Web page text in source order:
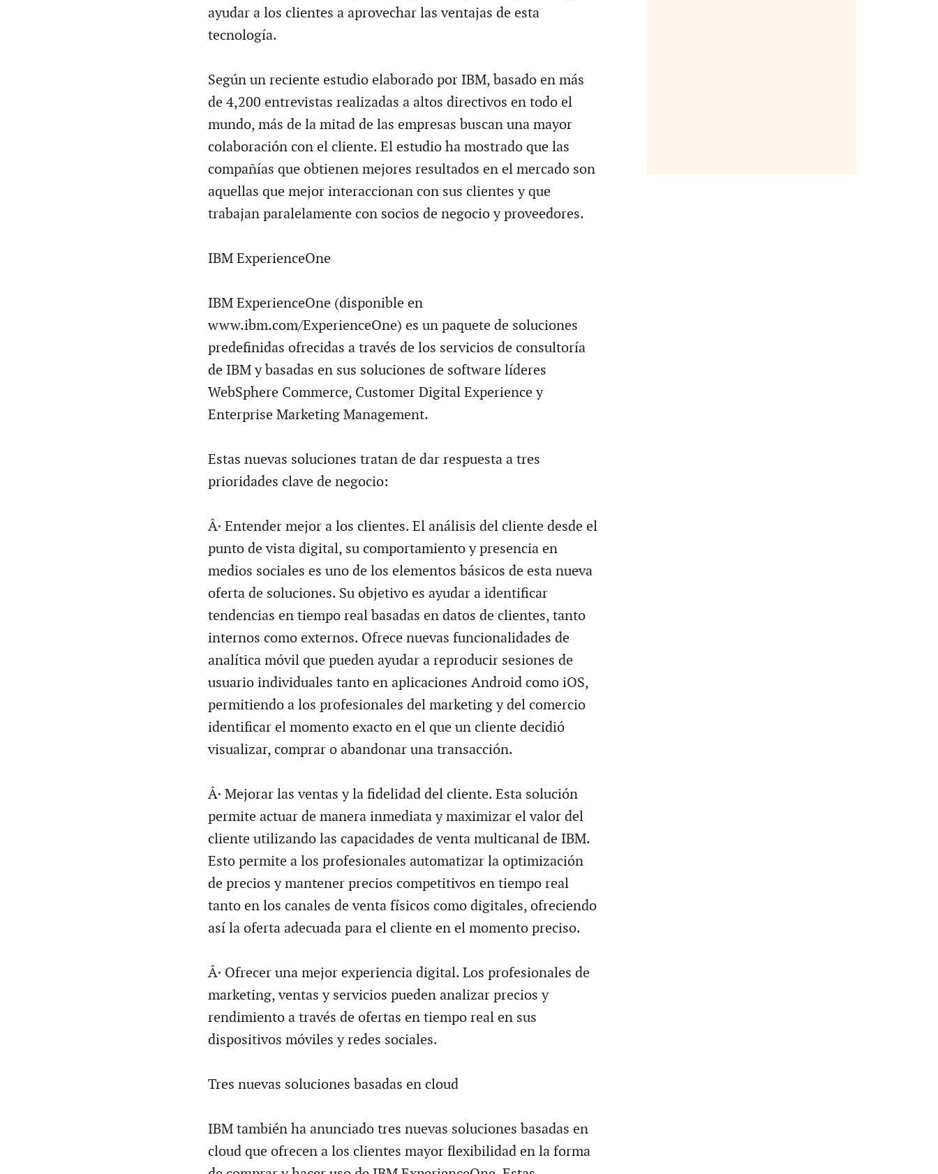
ayudar a los clientes a aprovechar las ventajas de esta
tecnología.
Según un reciente estudio elaborado por IBM, basado en más
de 4,200 entrevistas realizadas a altos directivos en todo el
mundo, más de la mitad de las empresas buscan una mayor
colaboración con el cliente. El estudio ha mostrado que las
compañías que obtienen mejores resultados en el mercado son
aquellas que mejor interaccionan con sus clientes y que
trabajan paralelamente con socios de negocio y proveedores.
IBM ExperienceOne
IBM ExperienceOne (disponible en
www.ibm.com/ExperienceOne) es un paquete de soluciones
predefinidas ofrecidas a través de los servicios de consultoría
de IBM y basadas en sus soluciones de software líderes
WebSphere Commerce, Customer Digital Experience y
Enterprise Marketing Management.
Estas nuevas soluciones tratan de dar respuesta a tres
prioridades clave de negocio:
Â· Entender mejor a los clientes. El análisis del cliente desde el
punto de vista digital, su comportamiento y presencia en
medios sociales es uno de los elementos básicos de esta nueva
oferta de soluciones. Su objetivo es ayudar a identificar
tendencias en tiempo real basadas en datos de clientes, tanto
internos como externos. Ofrece nuevas funcionalidades de
analítica móvil que pueden ayudar a reproducir sesiones de
usuario individuales tanto en aplicaciones Android como iOS,
permitiendo a los profesionales del marketing y del comercio
identificar el momento exacto en el que un cliente decidió
visualizar, comprar o abandonar una transacción.
Â· Mejorar las ventas y la fidelidad del cliente. Esta solución
permite actuar de manera inmediata y maximizar el valor del
cliente utilizando las capacidades de venta multicanal de IBM.
Esto permite a los profesionales automatizar la optimización
de precios y mantener precios competitivos en tiempo real
tanto en los canales de venta físicos como digitales, ofreciendo
así la oferta adecuada para el cliente en el momento preciso.
Â· Ofrecer una mejor experiencia digital. Los profesionales de
marketing, ventas y servicios pueden analizar precios y
rendimiento a través de ofertas en tiempo real en sus
dispositivos móviles y redes sociales.
Tres nuevas soluciones basadas en cloud
IBM también ha anunciado tres nuevas soluciones basadas en
cloud que ofrecen a los clientes mayor flexibilidad en la forma